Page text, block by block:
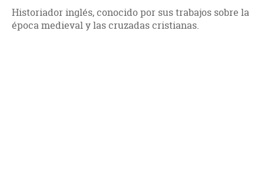
Historiador inglés, conocido por sus trabajos sobre la
época medieval y las cruzadas cristianas.